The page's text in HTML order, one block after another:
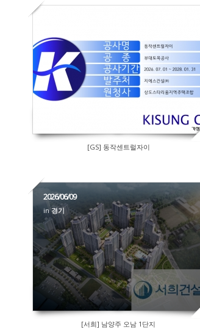
[GS] 동작센트럴자이
2026/06/09
in경기
[서희] 남양주 오남 1단지